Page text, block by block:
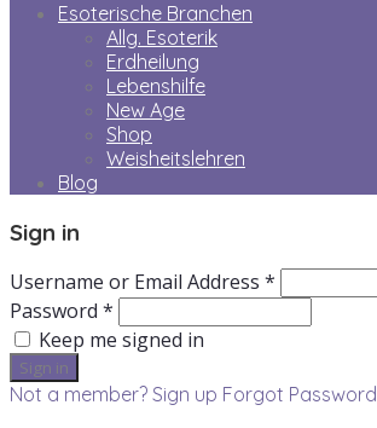
Esoterische Branchen
Allg. Esoterik
Erdheilung
Lebenshilfe
New Age
Shop
Weisheitslehren
Blog
Sign in
Username or Email Address *
Password *
Keep me signed in
Not a member? Sign up Forgot Password